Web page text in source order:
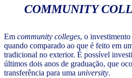
COMMUNITY
Em community colleges, o
quando comparado ao que é feito em
tradicional no exterior. É possível
últimos dois anos de graduação, que
transferência para uma university.